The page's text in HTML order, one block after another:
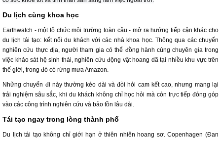
Du lịch cùng khoa học
Earthwatch - một tổ chức môi trường toàn cầu - mở ra hướng tiếp cận khác cho
du lịch tái tạo: kết nối du khách với các nhà khoa học. Thông qua các chuyến
nghiên cứu thực địa, người tham gia có thể đồng hành cùng chuyên gia trong
việc khảo sát hệ sinh thái, nghiên cứu động vật hoang dã tại nhiều khu vực trên
thế giới, trong đó có rừng mưa Amazon.
Những chuyến đi này thường kéo dài và đòi hỏi cam kết cao, nhưng mang lại
trải nghiệm sâu sắc, khi du khách không chỉ học hỏi mà còn trực tiếp đóng góp
vào các công trình nghiên cứu và bảo tồn lâu dài.
Tái tạo ngay trong lòng thành phố
Du lịch tái tạo không chỉ giới hạn ở thiên nhiên hoang sơ. Copenhagen (Đan